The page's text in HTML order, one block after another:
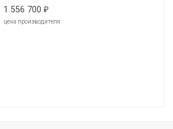
1 556 700 ₽
цена производителя